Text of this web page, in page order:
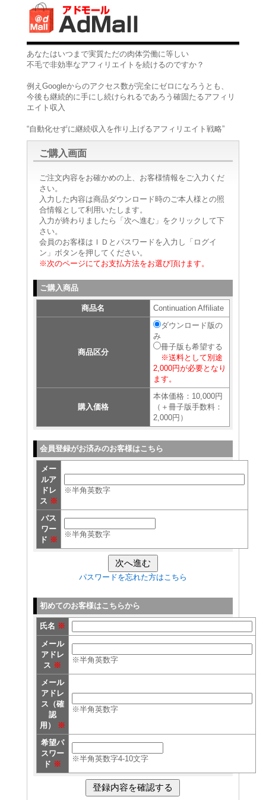
あなたはいつまで実質ただの肉体労働に等しい
不毛で非効率なアフィリエイトを続けるのですか？
例えGoogleからのアクセス数が完全にゼロになろうとも、
今後も継続的に手にし続けられるであろう確固たるアフィリ
エイト収入
“自動化せずに継続収入を作り上げるアフィリエイト戦略”
ご購入画面
ご注文内容をお確かめの上、お客様情報をご入力くだ
さい。
入力した内容は商品ダウンロード時のご本人様との照
合情報として利用いたします。
入力が終わりましたら「次へ進む」をクリックして下
さい。
会員のお客様はＩＤとパスワードを入力し「ログイ
ン」ボタンを押してください。
※次のページにてお支払方法をお選び頂けます。
ご購入商品
商品名 Continuation Affiliate
商品区分
ダウンロード版の
み
冊子版も希望する
※送料として別途
2,000円が必要となり
ます。
購入価格
本体価格：10,000円
（＋冊子版手数料：
2,000円）
会員登録がお済みのお客様はこちら
メー
ルア
ドレ
ス ※
※半角英数字
パス
ワー
ド ※
※半角英数字
パスワードを忘れた方はこちら
初めてのお客様はこちらから
氏名 ※
メール
アドレ
ス ※
※半角英数字
メール
アドレ
ス（確
認
用）
※
※半角英数字
希望パ
スワー
ド ※
※半角英数字4-10文字